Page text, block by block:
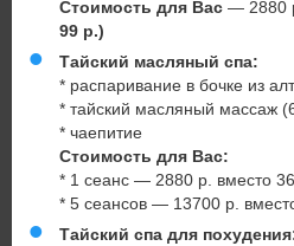
Стоимость для Вас — 2880
99 р.)
Тайский масляный спа:
* распаривание в бочке из
* тайский масляный массаж
* чаепитие
Стоимость для Вас:
* 1 сеанс — 2880 р. вместо
* 5 сеансов — 13700 р.
Тайский спа для